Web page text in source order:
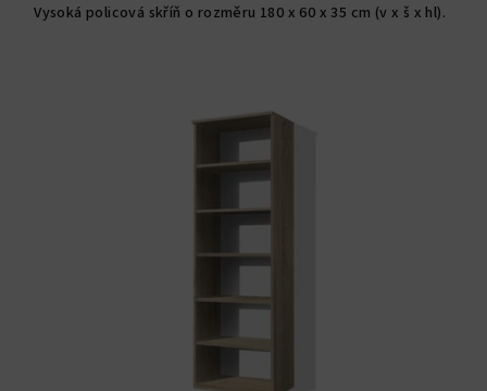
Vysoká policová skříň o rozměru 180 x 60 x 35 cm (v x š x hl).